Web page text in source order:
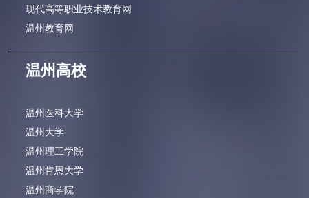
现代高等职业技术教育网
温州教育网
温州高校
温州医科大学
温州大学
温州理工学院
温州肯恩大学
温州商学院